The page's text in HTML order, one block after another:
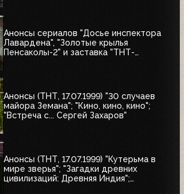
Анонсы сериалов "Досье инспектора
Лавардена", "Золотые крылья
Пенсаколы-2" и заставка "ТНТ-
Анонсы (ТНТ, 17.07.1999) "30 случаев
майора Земана"; "Кино, кино, кино";
"Встреча с... Сергей Захаров"
Анонсы (ТНТ, 17.07.1999) "Кутерьма в
мире зверья"; "Загадки древних
цивилизаций: Древняя Индия";